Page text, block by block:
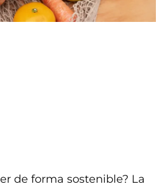
de forma sostenible? La